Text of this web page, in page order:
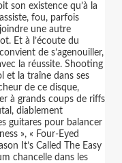
son existence qu’à la
fou, parfois
une autre
Et à l’écoute du
de s’agenouiller,
la réussite. Shooting
et la traîne dans ses
de ce disque,
à grands coups de riffs
diablement
guitares pour balancer
», « Four-Eyed
It’s Called The Easy
chancelle dans les